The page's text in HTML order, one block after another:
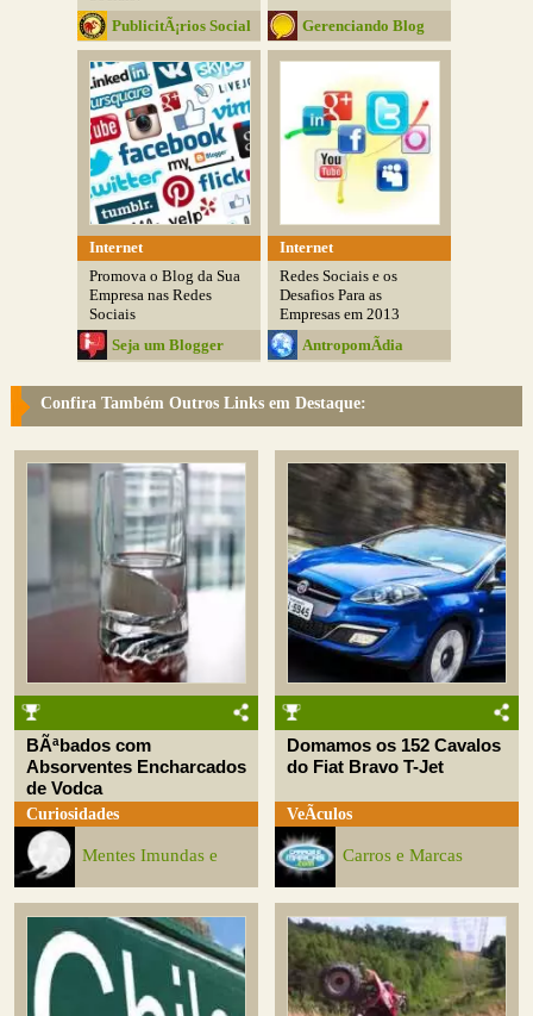
PublicitÃ¡rios Social
Club
Gerenciando Blog
Internet
Promova o Blog da Sua
Empresa nas Redes
Sociais
Seja um Blogger
Internet
Redes Sociais e os
Desafios Para as
Empresas em 2013
AntropomÃ­dia
Confira Também Outros Links em Destaque:
BÃªbados com
Absorventes Encharcados
de Vodca
Curiosidades
Mentes Imundas e
Domamos os 152 Cavalos
do Fiat Bravo T-Jet
VeÃ­culos
Carros e Marcas